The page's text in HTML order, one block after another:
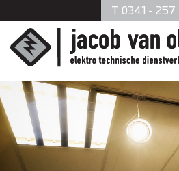
T 0341 -
Home
Diensten